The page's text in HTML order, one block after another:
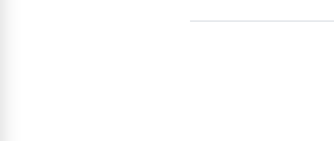
Gebrauchtwagen
Unsere News & Events